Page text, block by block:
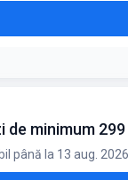
de minimum 299
până la 13 aug. 2026